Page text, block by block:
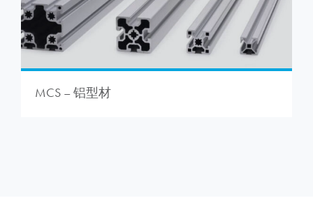
MCS – 铝型材